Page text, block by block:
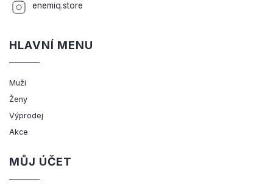
enemiq.store
HLAVNÍ MENU
Muži
Ženy
Výprodej
Akce
MŮJ ÚČET